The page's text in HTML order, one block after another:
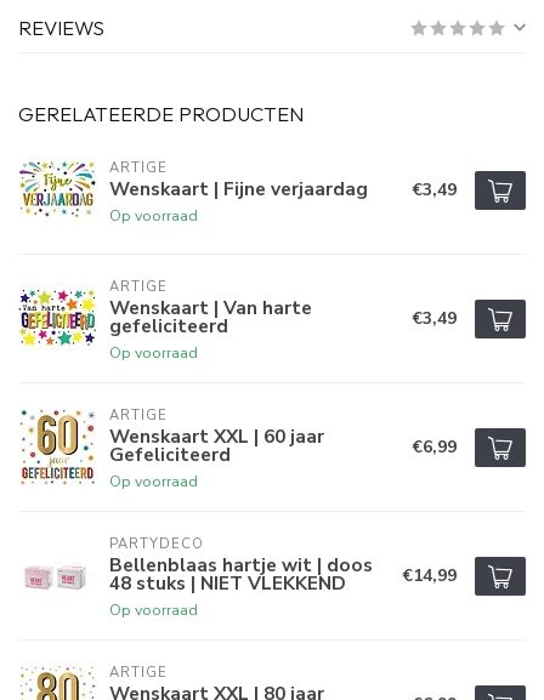
REVIEWS
GERELATEERDE PRODUCTEN
ARTIGE
Wenskaart | Fijne verjaardag
Op voorraad
€3,49
ARTIGE
Wenskaart | Van harte
gefeliciteerd
Op voorraad
€3,49
ARTIGE
Wenskaart XXL | 60 jaar
Gefeliciteerd
Op voorraad
€6,99
PARTYDECO
Bellenblaas hartje wit | doos
48 stuks | NIET VLEKKEND
Op voorraad
€14,99
ARTIGE
Wenskaart XXL | 80 jaar